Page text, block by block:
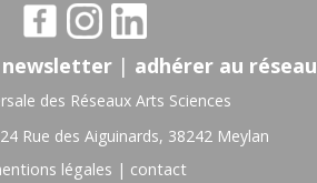
newsletter | adhérer au réseau
des Réseaux Arts Sciences
Rue des Aiguinards, 38242 Meylan
légales | contact